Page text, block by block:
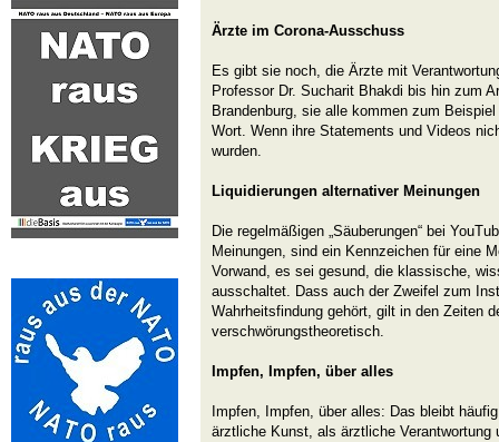
Ärzte im Corona-Ausschuss
Es gibt sie noch, die Ärzte mit
Professor Dr. Sucharit Bhakdi bis hin zum
Brandenburg, sie alle kommen zum
Wort. Wenn ihre Statements und Videos
wurden.
Liquidierungen alternativer Meinungen
Die regelmäßigen „Säuberungen“ bei
Meinungen, sind ein Kennzeichen für eine
Vorwand, es sei gesund, die klassische,
ausschaltet. Dass auch der Zweifel zum
Wahrheitsfindung gehört, gilt in den Zeiten
verschwörungstheoretisch.
Impfen, Impfen, über alles
Impfen, Impfen, über alles: Das bleibt
ärztliche Kunst, als ärztliche Verantwortung